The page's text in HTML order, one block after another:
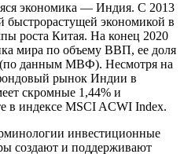
экономика — Индия. С 2013
экономикой в
роста Китая. На конец 2020
мира по объему ВВП, ее доля
данным МВФ). Несмотря на
рынок Индии в
скромные 1,44% и
в индексе MSCI ACWI Index.
инвестиционные
создают и поддерживают